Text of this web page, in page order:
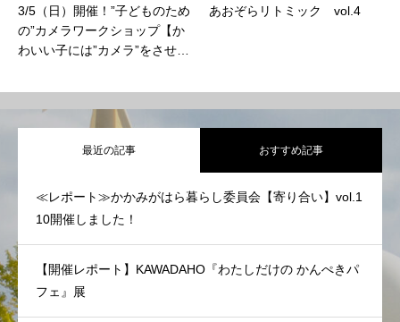
3/5（日）開催！”子どものため
の”カメラワークショップ【か
わいい子には”カメラ”をさせ
あおぞらリトミック vol.4
最近の記事 おすすめ記事
≪レポート≫かかみがはら暮らし委員会【寄り合い】vol.1
10開催しました！
【開催レポート】KAWADAHO『わたしだけの かんぺきパ
フェ』展